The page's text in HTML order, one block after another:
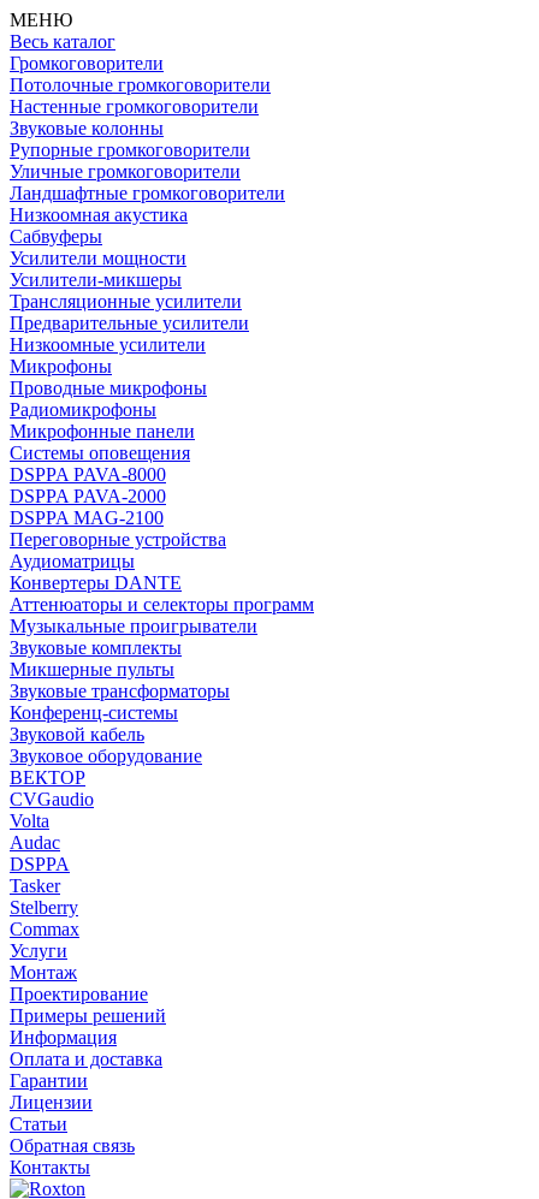
МЕНЮ
Весь каталог
Громкоговорители
Потолочные громкоговорители
Настенные громкоговорители
Звуковые колонны
Рупорные громкоговорители
Уличные громкоговорители
Ландшафтные громкоговорители
Низкоомная акустика
Сабвуферы
Усилители мощности
Усилители-микшеры
Трансляционные усилители
Предварительные усилители
Низкоомные усилители
Микрофоны
Проводные микрофоны
Радиомикрофоны
Микрофонные панели
Системы оповещения
DSPPA PAVA-8000
DSPPA PAVA-2000
DSPPA MAG-2100
Переговорные устройства
Аудиоматрицы
Конвертеры DANTE
Аттенюаторы и селекторы программ
Музыкальные проигрыватели
Звуковые комплекты
Микшерные пульты
Звуковые трансформаторы
Конференц-системы
Звуковой кабель
Звуковое оборудование
ВЕКТОР
CVGaudio
Volta
Audac
DSPPA
Tasker
Stelberry
Commax
Услуги
Монтаж
Проектирование
Примеры решений
Информация
Оплата и доставка
Гарантии
Лицензии
Статьи
Обратная связь
Контакты